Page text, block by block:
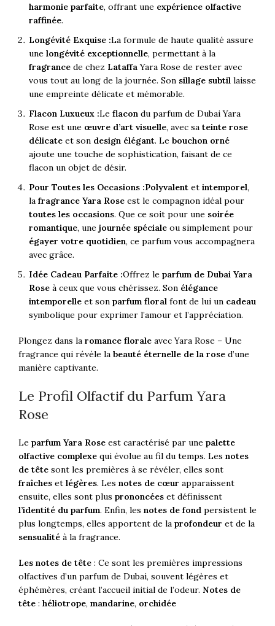
harmonie parfaite, offrant une expérience olfactive
raffinée.
Longévité Exquise :La formule de haute qualité assure
une longévité exceptionnelle, permettant à la
fragrance de chez Lataffa Yara Rose de rester avec
vous tout au long de la journée. Son sillage subtil laisse
une empreinte délicate et mémorable.
Flacon Luxueux :Le flacon du parfum de Dubai Yara
Rose est une œuvre d’art visuelle, avec sa teinte rose
délicate et son design élégant. Le bouchon orné
ajoute une touche de sophistication, faisant de ce
flacon un objet de désir.
Pour Toutes les Occasions :Polyvalent et intemporel,
la fragrance Yara Rose est le compagnon idéal pour
toutes les occasions. Que ce soit pour une soirée
romantique, une journée spéciale ou simplement pour
égayer votre quotidien, ce parfum vous accompagnera
avec grâce.
Idée Cadeau Parfaite :Offrez le parfum de Dubai Yara
Rose à ceux que vous chérissez. Son élégance
intemporelle et son parfum floral font de lui un cadeau
symbolique pour exprimer l’amour et l’appréciation.
Plongez dans la romance florale avec Yara Rose – Une
fragrance qui révèle la beauté éternelle de la rose d’une
manière captivante.
Le Profil Olfactif du Parfum Yara
Rose
Le parfum Yara Rose est caractérisé par une palette
olfactive complexe qui évolue au fil du temps. Les notes
de tête sont les premières à se révéler, elles sont
fraîches et légères. Les notes de cœur apparaissent
ensuite, elles sont plus prononcées et définissent
l’identité du parfum. Enfin, les notes de fond persistent le
plus longtemps, elles apportent de la profondeur et de la
sensualité à la fragrance.
Les notes de tête : Ce sont les premières impressions
olfactives d’un parfum de Dubai, souvent légères et
éphémères, créant l’accueil initial de l’odeur. Notes de
tête : héliotrope, mandarine, orchidée